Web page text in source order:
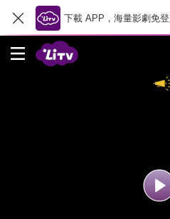
下載 APP，海量影劇免